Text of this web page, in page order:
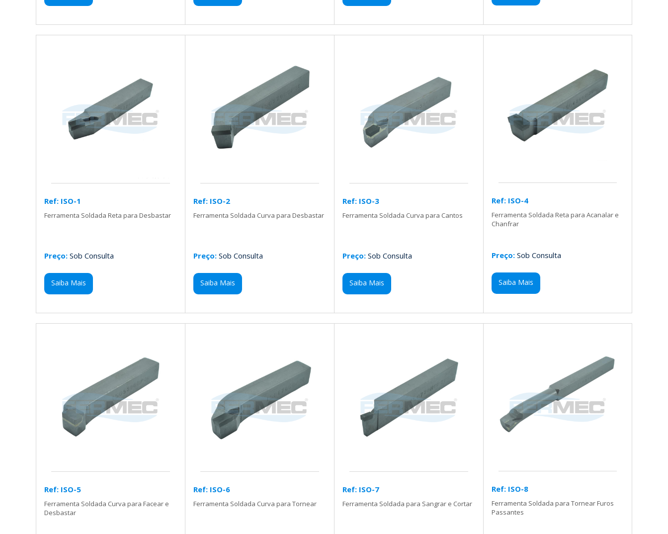
Ref: ISO-1
Ferramenta Soldada Reta para Desbastar
Preço: Sob Consulta
Saiba Mais
Ref: ISO-2
Ferramenta Soldada Curva para Desbastar
Preço: Sob Consulta
Saiba Mais
Ref: ISO-3
Ferramenta Soldada Curva para Cantos
Preço: Sob Consulta
Saiba Mais
Ref: ISO-4
Ferramenta Soldada Reta para Acanalar e
Chanfrar
Preço: Sob Consulta
Saiba Mais
Ref: ISO-5
Ferramenta Soldada Curva para Facear e
Desbastar
Ref: ISO-6
Ferramenta Soldada Curva para Tornear
Ref: ISO-7
Ferramenta Soldada para Sangrar e Cortar
Ref: ISO-8
Ferramenta Soldada para Tornear Furos
Passantes